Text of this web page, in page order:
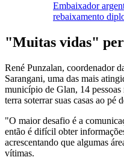
Embaixador
rebaixamento
"Muitas vidas"
René Punzalan, coordenador
Sarangani, uma das mais
município de Glan, 14
terra soterrar suas casas ao pé
"O maior desafio é a
então é difícil obter
acrescentando que algumas
vítimas.